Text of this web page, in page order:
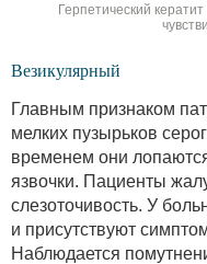
Герпетический
Везикулярный
Главным признаком
мелких пузырьков
временем они
язвочки. Пациенты
слезоточивость. У
и присутствуют
Наблюдается